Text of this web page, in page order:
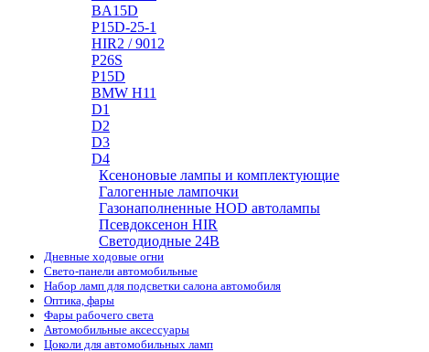
BA15D
P15D-25-1
HIR2 / 9012
P26S
P15D
BMW H11
D1
D2
D3
D4
Ксеноновые лампы и комплектующие
Галогенные лампочки
Газонаполненные HOD автолампы
Псевдоксенон HIR
Cветодиодные 24B
Дневные ходовые огни
Свето-панели автомобильные
Набор ламп для подсветки салона автомобиля
Оптика, фары
Фары рабочего света
Автомобильные аксессуары
Цоколи для автомобильных ламп